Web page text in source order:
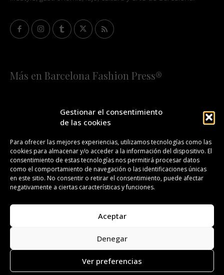
Gestionar el consentimiento
de las cookies
Para ofrecer las mejores experiencias, utilizamos tecnologías como las
cookies para almacenar y/o acceder a la información del dispositivo. El
consentimiento de estas tecnologías nos permitirá procesar datos
como el comportamiento de navegación o las identificaciones únicas
en este sitio. No consentir o retirar el consentimiento, puede afectar
negativamente a ciertas características y funciones.
Aceptar
Denegar
Ver preferencias
Más en Barcelona Fashion Press®
¡SUSCRÍBETE A NUESTRA FASHION NEWS!
CONTACTO REDACCIÓN PUBLICIDAD
ISSN 2385-4839 DL B 27443-2014
Todos los derechos reservados. Copyright 2008-2024.
Barcelona Fashion Press®/™ es una marca registrada.